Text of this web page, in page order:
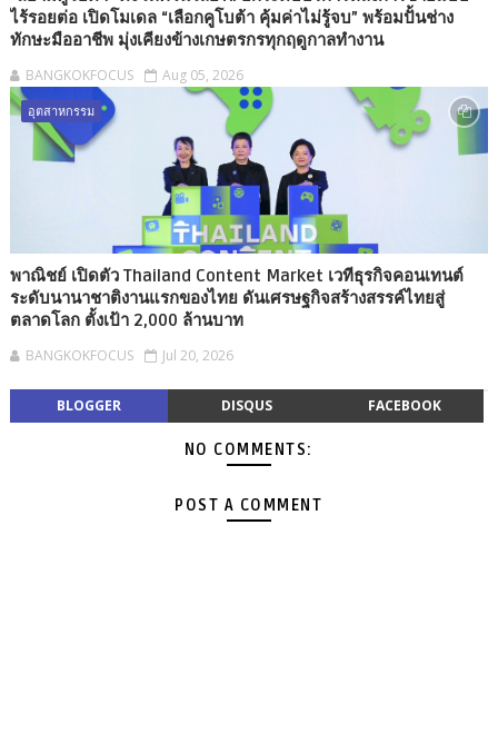
ไร้รอยต่อ เปิดโมเดล “เลือกคูโบต้า คุ้มค่าไม่รู้จบ” พร้อมปั้นช่าง
ทักษะมืออาชีพ มุ่งเคียงข้างเกษตรกรทุกฤดูกาลทำงาน
BANGKOKFOCUS Aug 05, 2026
อุตสาหกรรม
พาณิชย์ เปิดตัว Thailand Content Market เวทีธุรกิจคอนเทนต์
ระดับนานาชาติงานแรกของไทย ดันเศรษฐกิจสร้างสรรค์ไทยสู่
ตลาดโลก ตั้งเป้า 2,000 ล้านบาท
BANGKOKFOCUS Jul 20, 2026
BLOGGER DISQUS FACEBOOK
NO COMMENTS:
POST A COMMENT